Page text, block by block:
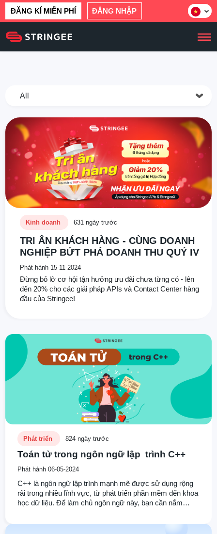
ĐĂNG KÍ MIỄN PHÍ ĐĂNG NHẬP
All
TRI ÂN KHÁCH HÀNG - CÙNG DOANH
NGHIỆP BỨT PHÁ DOANH THU QUÝ IV
Phát hành 15-11-2024
Đừng bỏ lỡ cơ hội tận hưởng ưu đãi chưa từng có - lên
đến 20% cho các giải pháp APIs và Contact Center hàng
đầu của Stringee!
Kinh doanh 631 ngày trước
Phát triển 824 ngày trước
Toán tử trong ngôn ngữ lập trình C++
Phát hành 06-05-2024
C++ là ngôn ngữ lập trình mạnh mẽ được sử dụng rộng
rãi trong nhiều lĩnh vực, từ phát triển phần mềm đến khoa
học dữ liệu. Để làm chủ ngôn ngữ này, bạn cần nắm
cung cấp cho bạn cái nhìn tổng quan về các loại toán tử